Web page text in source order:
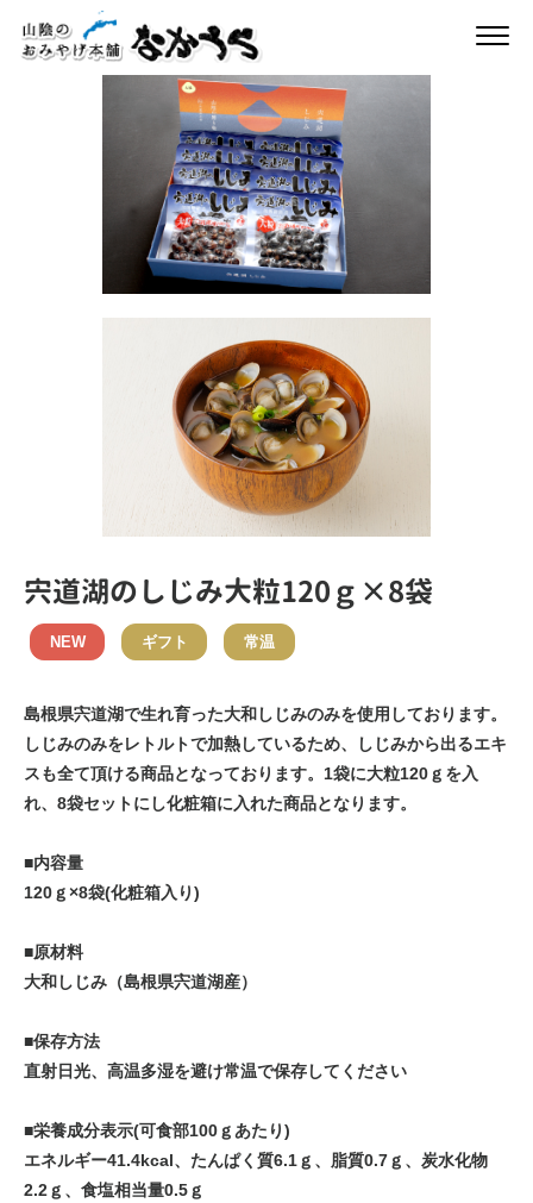
宍道湖のしじみ大粒120ｇ×8袋
NEW ギフト 常温
島根県宍道湖で生れ育った大和しじみのみを使用しております。
しじみのみをレトルトで加熱しているため、しじみから出るエキ
スも全て頂ける商品となっております。1袋に大粒120ｇを入
れ、8袋セットにし化粧箱に入れた商品となります。
■内容量
120ｇ×8袋(化粧箱入り)
■原材料
大和しじみ（島根県宍道湖産）
■保存方法
直射日光、高温多湿を避け常温で保存してください
■栄養成分表示(可食部100ｇあたり)
エネルギー41.4kcal、たんぱく質6.1ｇ、脂質0.7ｇ、炭水化物
2.2ｇ、食塩相当量0.5ｇ